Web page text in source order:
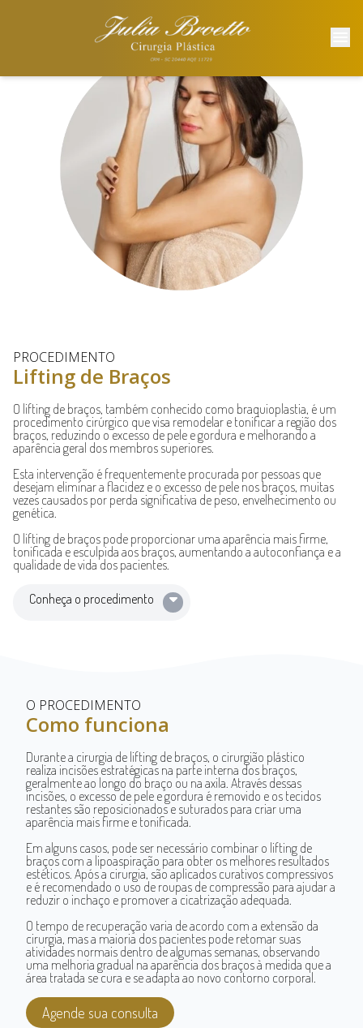
PROCEDIMENTO
Lifting de Braços
O lifting de braços, também conhecido como braquioplastia, é um
procedimento cirúrgico que visa remodelar e tonificar a região dos
braços, reduzindo o excesso de pele e gordura e melhorando a
aparência geral dos membros superiores.
Esta intervenção é frequentemente procurada por pessoas que
desejam eliminar a flacidez e o excesso de pele nos braços, muitas
vezes causados por perda significativa de peso, envelhecimento ou
genética.
O lifting de braços pode proporcionar uma aparência mais firme,
tonificada e esculpida aos braços, aumentando a autoconfiança e a
qualidade de vida dos pacientes.
Conheça o procedimento
O PROCEDIMENTO
Como funciona
Durante a cirurgia de lifting de braços, o cirurgião plástico
realiza incisões estratégicas na parte interna dos braços,
geralmente ao longo do braço ou na axila. Através dessas
incisões, o excesso de pele e gordura é removido e os tecidos
restantes são reposicionados e suturados para criar uma
aparência mais firme e tonificada.
Em alguns casos, pode ser necessário combinar o lifting de
braços com a lipoaspiração para obter os melhores resultados
estéticos. Após a cirurgia, são aplicados curativos compressivos
e é recomendado o uso de roupas de compressão para ajudar a
reduzir o inchaço e promover a cicatrização adequada.
O tempo de recuperação varia de acordo com a extensão da
cirurgia, mas a maioria dos pacientes pode retomar suas
atividades normais dentro de algumas semanas, observando
uma melhoria gradual na aparência dos braços à medida que a
área tratada se cura e se adapta ao novo contorno corporal.
Agende sua consulta